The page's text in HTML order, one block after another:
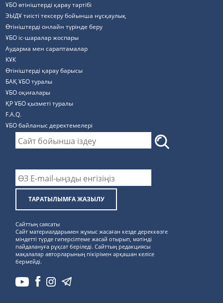
ҰБО өтініштерді қарау тәртібі
ЭЫДҰ тиісті тексеру бойынша нұсқаулық
Өтініштерді онлайн түрінде беру
ҰБО іс-шаралар жоспары
Аударма мен сараптамалар
КҰК
Өтініштерді қарау барысы
БАҚ ҰБО туралы
ҰБО оқиғалары
ҚР ҰБО қызметі туралы
F.A.Q.
ҰБО байланыс деректемелерi
ТАРАТЫЛЫМҒА ЖАЗЫЛУ
Сайттың саясаты
Сайт материалдарымен жұмыс жасаған кезде дереккөзге
міндетті түрде гиперсілтеме жасай отырып, мәтінді
пайдалануға рұқсат беріледі. Сайттың редакциясы
мақалалар авторларының пікірімен әрқашан келісе
бермейді.